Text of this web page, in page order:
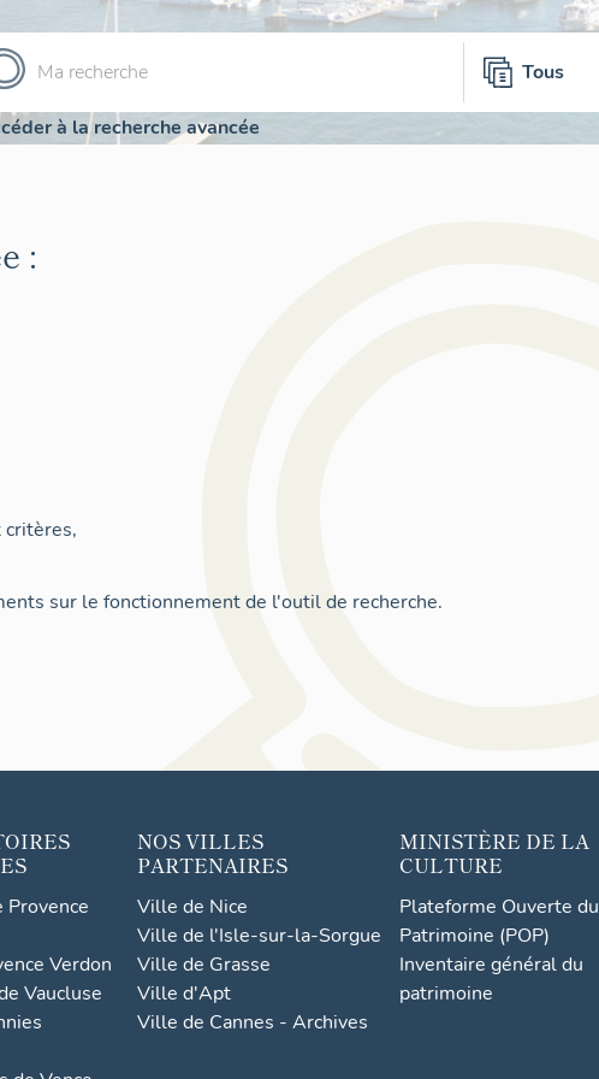
Tous
à la recherche avancée
:
critères,
sur le fonctionnement de l'outil de recherche.
Provence
Verdon
Vaucluse
NOS VILLES
PARTENAIRES
Ville de Nice
Ville de l'Isle-sur-la-Sorgue
Ville de Grasse
Ville d'Apt
Ville de Cannes - Archives
MINISTÈRE DE LA
CULTURE
Plateforme Ouverte du
Patrimoine (POP)
Inventaire général du
patrimoine